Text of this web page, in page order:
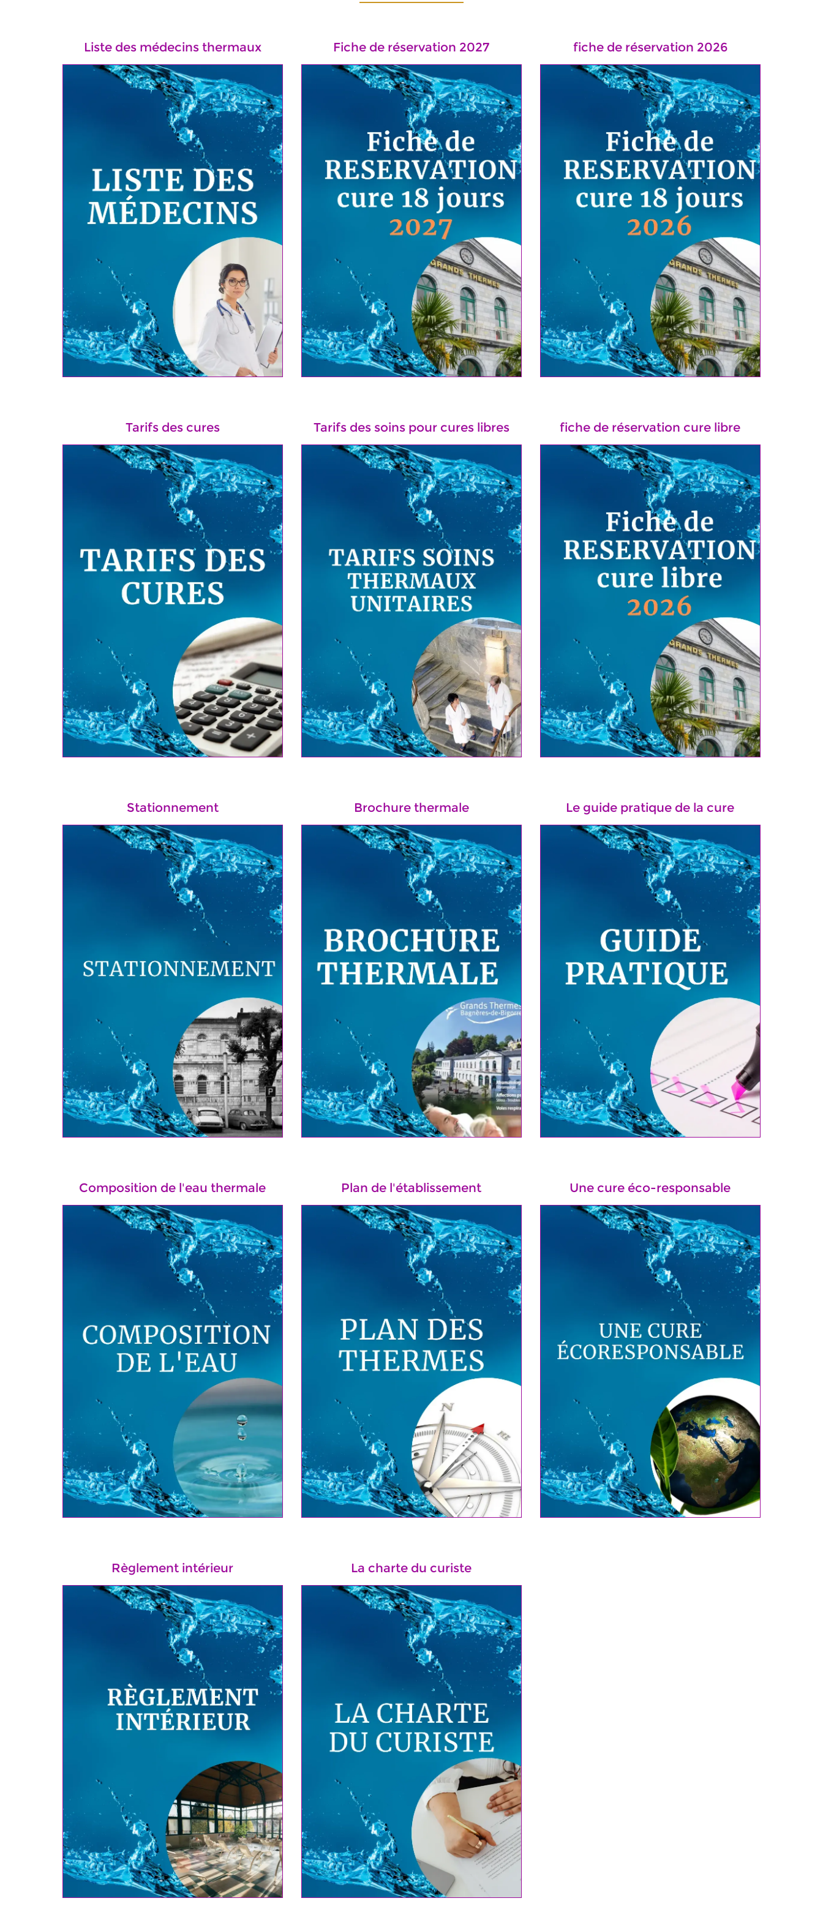
Liste des médecins thermaux Fiche de réservation 2027 fiche de réservation 2026
Tarifs des cures Tarifs des soins pour cures libres fiche de réservation cure libre
Stationnement Brochure thermale Le guide pratique de la cure
Composition de l'eau thermale Plan de l'établissement Une cure éco-responsable
Règlement intérieur La charte du curiste